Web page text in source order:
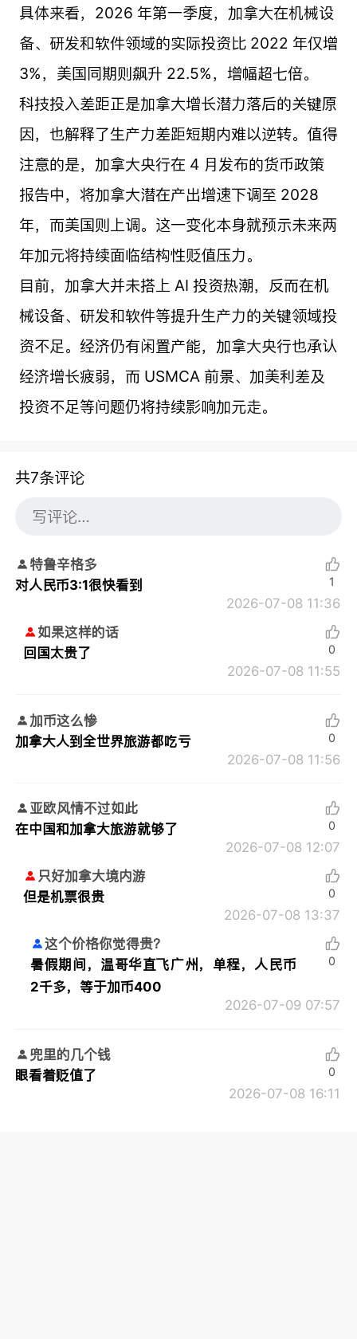
具体来看，2026 年第一季度，加拿大在机械设
备、研发和软件领域的实际投资比 2022 年仅增
3%，美国同期则飙升 22.5%，增幅超七倍。
科技投入差距正是加拿大增长潜力落后的关键原
因，也解释了生产力差距短期内难以逆转。值得
注意的是，加拿大央行在 4 月发布的货币政策
报告中，将加拿大潜在产出增速下调至 2028
年，而美国则上调。这一变化本身就预示未来两
年加元将持续面临结构性贬值压力。
目前，加拿大并未搭上 AI 投资热潮，反而在机
械设备、研发和软件等提升生产力的关键领域投
资不足。经济仍有闲置产能，加拿大央行也承认
经济增长疲弱，而 USMCA 前景、加美利差及
投资不足等问题仍将持续影响加元走。
共7条评论
特鲁辛格多
对人民币3:1很快看到
2026-07-08 11:36
1
如果这样的话
回国太贵了
2026-07-08 11:55
0
加币这么惨
加拿大人到全世界旅游都吃亏
2026-07-08 11:56
0
亚欧风情不过如此
在中国和加拿大旅游就够了
2026-07-08 12:07
0
只好加拿大境内游
但是机票很贵
2026-07-08 13:37
0
这个价格你觉得贵？
暑假期间，温哥华直飞广州，单程，人民币
2千多，等于加币400
2026-07-09 07:57
0
兜里的几个钱
眼看着贬值了
2026-07-08 16:11
0